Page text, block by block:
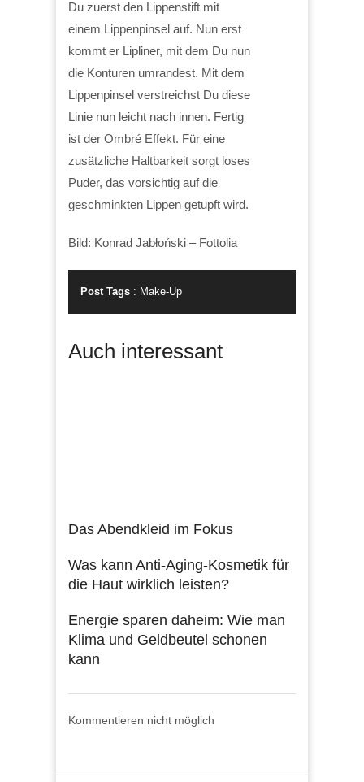
Du zuerst den Lippenstift mit
einem Lippenpinsel auf. Nun erst
kommt er Lipliner, mit dem Du nun
die Konturen umrandest. Mit dem
Lippenpinsel verstreichst Du diese
Linie nun leicht nach innen. Fertig
ist der Ombré Effekt. Für eine
zusätzliche Haltbarkeit sorgt loses
Puder, das vorsichtig auf die
geschminkten Lippen getupft wird.
Bild: Konrad Jabłoński – Fottolia
Post Tags : Make-Up
Auch interessant
Das Abendkleid im Fokus
Was kann Anti-Aging-Kosmetik für
die Haut wirklich leisten?
Energie sparen daheim: Wie man
Klima und Geldbeutel schonen
kann
Kommentieren nicht möglich